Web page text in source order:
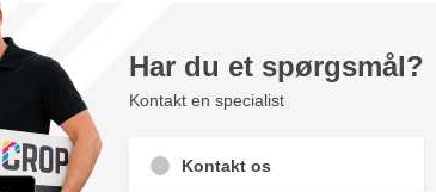
Har du et spørgsmål?
Kontakt en specialist
Kontakt os